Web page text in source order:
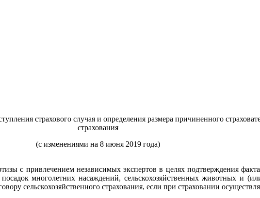
страхового случая и определения размера причиненного
страхования
(с изменениями на 8 июня 2019 года)
с привлечением независимых экспертов в целях подтверждения
многолетних насаждений, сельскохозяйственных животных и
сельскохозяйственного страхования, если при страховании